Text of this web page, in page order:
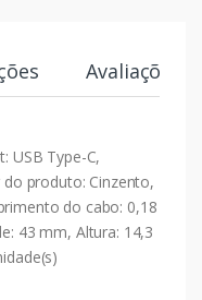
Avaliações
USB Type-C,
do produto: Cinzento,
do cabo: 0,18
43 mm, Altura: 14,3